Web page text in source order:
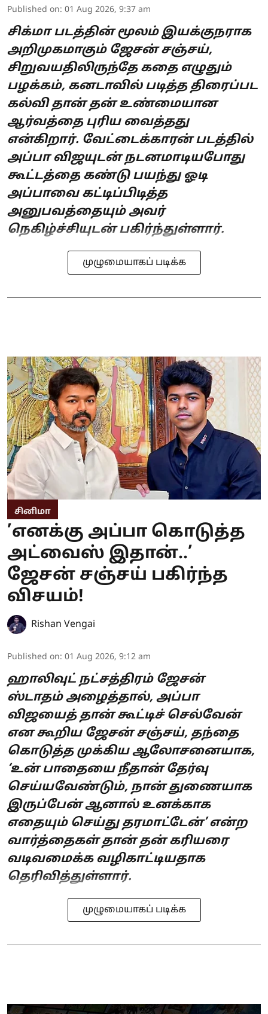
Published on: 01 Aug 2026, 9:37 am
சிக்மா படத்தின் மூலம் இயக்குநராக
அறிமுகமாகும் ஜேசன் சஞ்சய்,
சிறுவயதிலிருந்தே கதை எழுதும்
பழக்கம், கனடாவில் படித்த திரைப்பட
கல்வி தான் தன் உண்மையான
ஆர்வத்தை புரிய வைத்தது
என்கிறார். வேட்டைக்காரன் படத்தில்
அப்பா விஜயுடன் நடனமாடியபோது
கூட்டத்தை கண்டு பயந்து ஓடி
அப்பாவை கட்டிப்பிடித்த
அனுபவத்தையும் அவர்
நெகிழ்ச்சியுடன் பகிர்ந்துள்ளார்.
முழுமையாகப் படிக்க
சினிமா
’எனக்கு அப்பா கொடுத்த
அட்வைஸ் இதான்..’
ஜேசன் சஞ்சய் பகிர்ந்த
விசயம்!
Rishan Vengai
Published on: 01 Aug 2026, 9:12 am
ஹாலிவுட் நட்சத்திரம் ஜேசன்
ஸ்டாதம் அழைத்தால், அப்பா
விஜயைத் தான் கூட்டிச் செல்வேன்
என கூறிய ஜேசன் சஞ்சய், தந்தை
கொடுத்த முக்கிய ஆலோசனையாக,
‘உன் பாதையை நீதான் தேர்வு
செய்யவேண்டும், நான் துணையாக
இருப்பேன் ஆனால் உனக்காக
எதையும் செய்து தரமாட்டேன்’ என்ற
வார்த்தைகள் தான் தன் கரியரை
வடிவமைக்க வழிகாட்டியதாக
தெரிவித்துள்ளார்.
முழுமையாகப் படிக்க